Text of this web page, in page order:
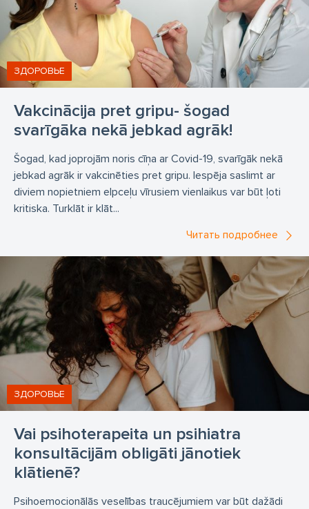
Vakcinācija pret gripu- šogad
svarīgāka nekā jebkad agrāk!
ЗДОРОВЬЕ
Šogad, kad joprojām noris cīņa ar Covid-19, svarīgāk nekā
jebkad agrāk ir vakcinēties pret gripu. Iespēja saslimt ar
diviem nopietniem elpceļu vīrusiem vienlaikus var būt ļoti
kritiska. Turklāt ir klāt...
Читать подробнее
Vai psihoterapeita un psihiatra
konsultācijām obligāti jānotiek
klātienē?
ЗДОРОВЬЕ
Psihoemocionālās veselības traucējumiem var būt dažādi